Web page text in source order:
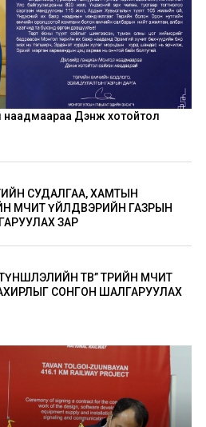
наадмаараа Дэнж хотойтол
СУДАЛГАА, ХАМТЫН
ӨМЧИТ ҮЙЛДВЭРИЙН ГАЗРЫН
ЗАР
ТӨВ” ТӨРИЙН ӨМЧИТ
СОНГОН ШАЛГАРУУЛАХ